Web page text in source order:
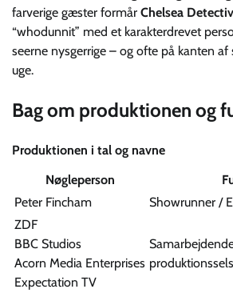
farverige gæster formår Chelsea
“whodunnit” med et karakterdrevet
seerne nysgerrige – og ofte på kanten
uge.
Bag om produktionen og
Produktionen i tal og navne
Nøgleperson
Peter Fincham
Showrunner /
ZDF
BBC Studios
Acorn Media Enterprises
Expectation TV